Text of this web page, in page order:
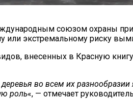
союзом охраны
экстремальному риску
внесенных в Красную
во всем их
роль«, — отмечает